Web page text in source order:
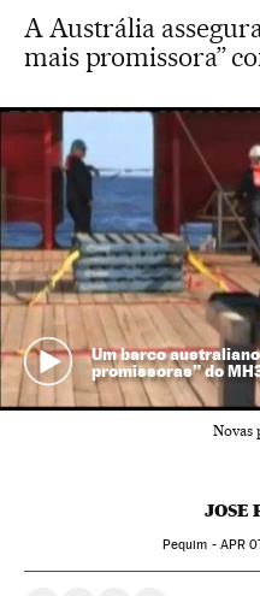
A Austrália
mais promissora”
Um barco
promissoras” do
Novas
JOSE
Pequim - APR